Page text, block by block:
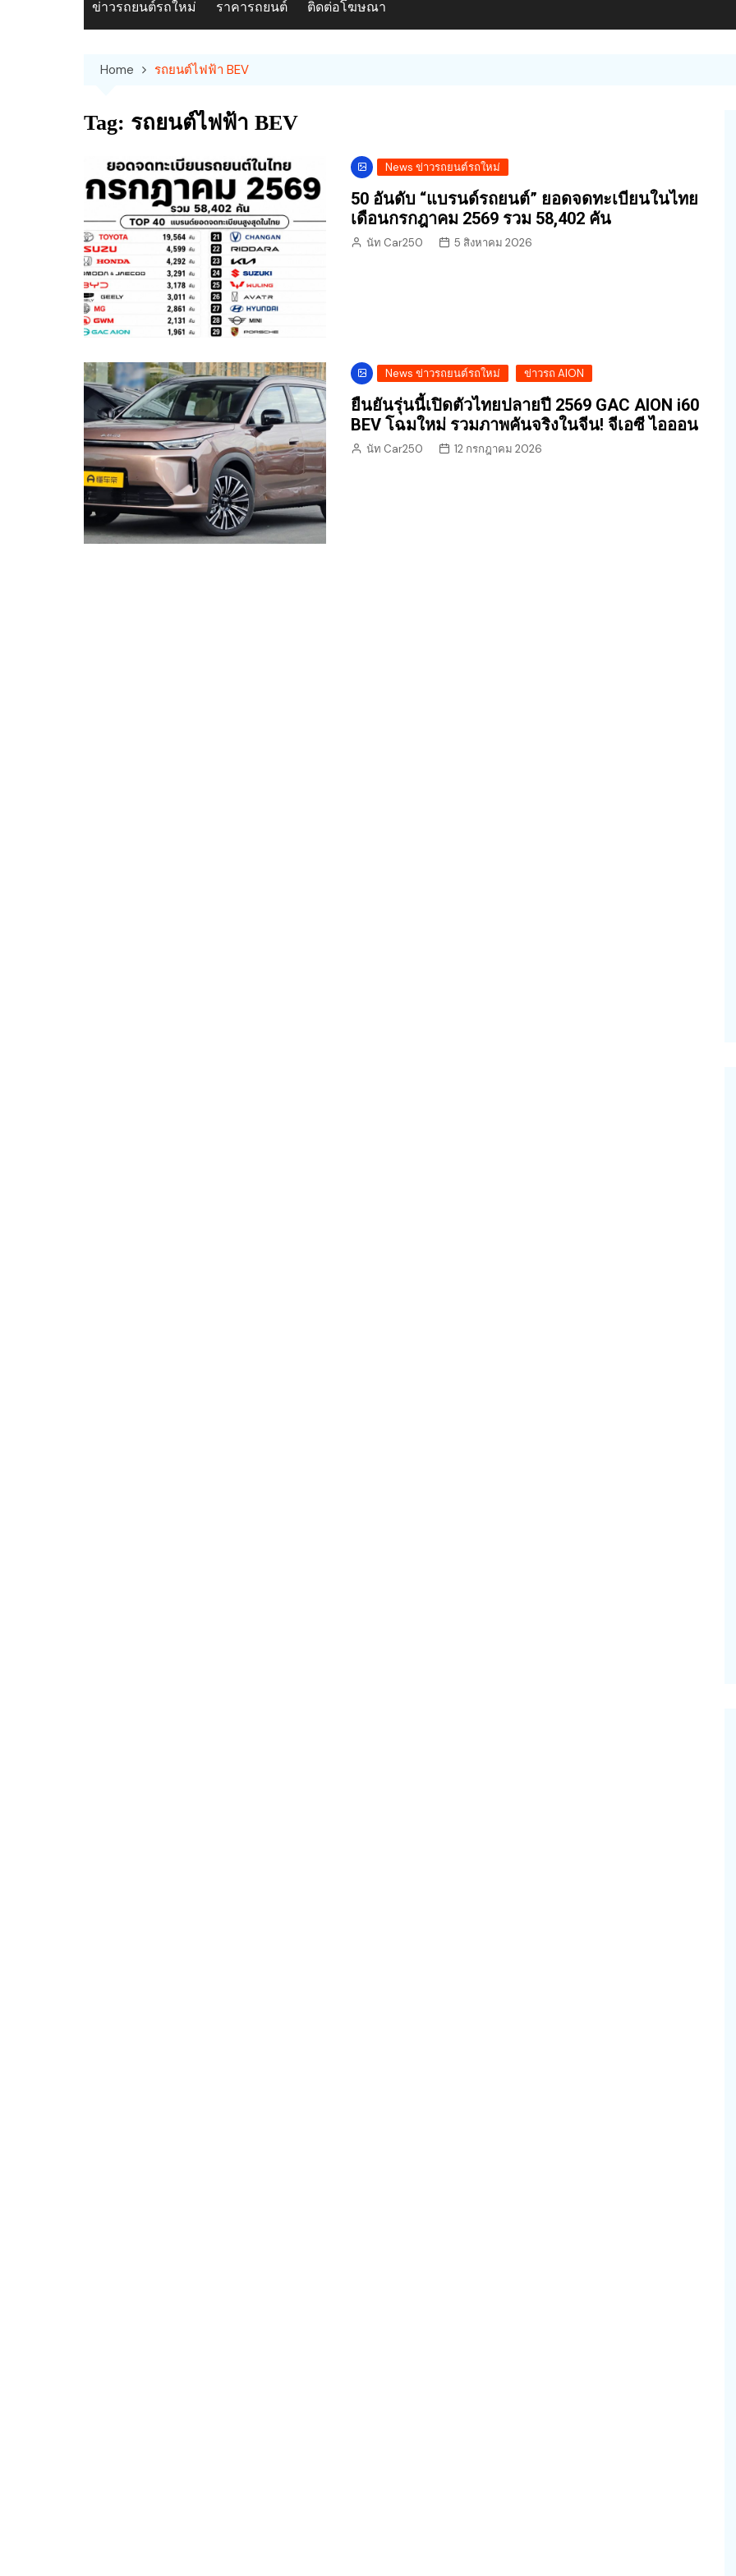
ข่าวรถยนต์รถใหม่ ราคารถยนต์ ติดต่อโฆษณา
Home รถยนต์ไฟฟ้า BEV
Tag: รถยนต์ไฟฟ้า BEV
News ข่าวรถยนต์รถใหม่
50 อันดับ “แบรนด์รถยนต์” ยอดจดทะเบียนในไทย
เดือนกรกฎาคม 2569 รวม 58,402 คัน
นัท Car250 5 สิงหาคม 2026
News ข่าวรถยนต์รถใหม่ ข่าวรถ AION
ยืนยันรุ่นนี้เปิดตัวไทยปลายปี 2569 GAC AION i60
BEV โฉมใหม่ รวมภาพคันจริงในจีน! จีเอซี ไอออน
นัท Car250 12 กรกฎาคม 2026